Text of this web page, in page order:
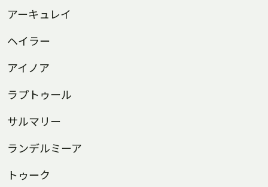
アーキュレイ
ヘイラー
アイノア
ラプトゥール
サルマリー
ランデルミーア
トゥーク